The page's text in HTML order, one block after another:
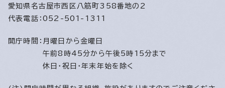
愛知県名古屋市西区八筋町358番地の2
代表電話：052-501-1311
開庁時間： 月曜日から金曜日
午前8時45分から午後5時15分まで
休日・祝日・年末年始を除く